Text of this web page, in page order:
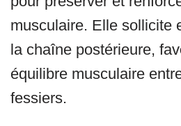
musculaire. Elle sollicite
la chaîne postérieure,
équilibre musculaire
fessiers.